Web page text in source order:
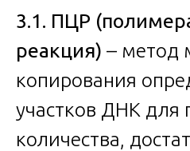
3.1. ПЦР
реакция) – метод
копирования
участков ДНК для
количества,